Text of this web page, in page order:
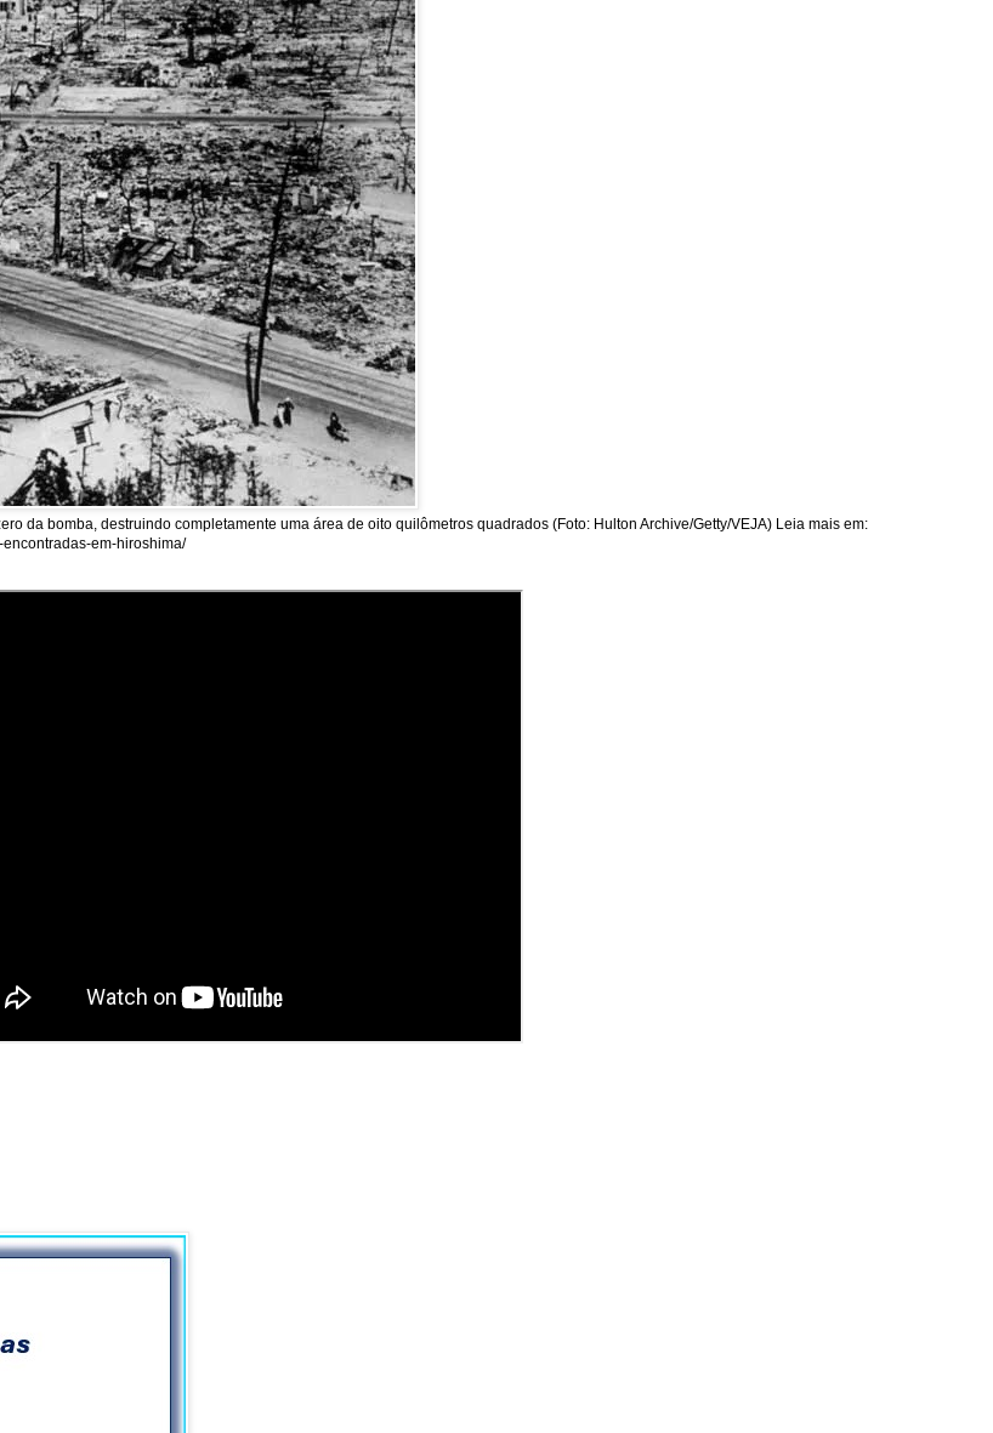
da bomba, destruindo completamente uma área de oito quilômetros quadrados (Foto: Hulton Archive/Getty/VEJA) Leia mais em:
em-hiroshima/